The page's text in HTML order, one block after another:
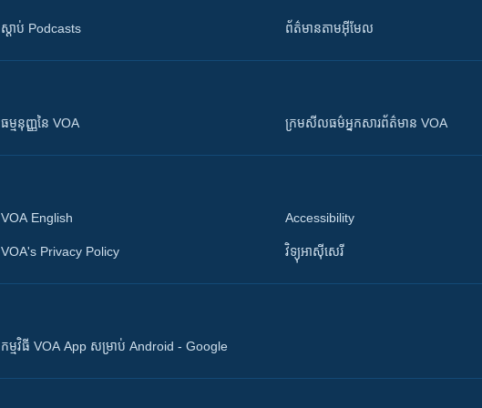
ស្តាប់ Podcasts ព័ត៌មាន​តាម​អ៊ីមែល
ធម្មនុញ្ញ​នៃ VOA ក្រម​​​សីលធម៌​​​អ្នក​​​សារព័ត៌មាន VOA
VOA English
VOA's Privacy Policy
Accessibility
វិទ្យុ​អាស៊ី​សេរី
កម្មវិធី​ VOA App សម្រាប់ Android - Google